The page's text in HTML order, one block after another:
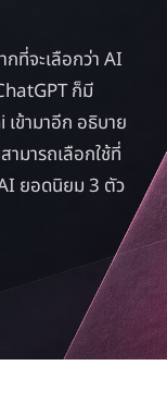
ที่จะเลือกว่า AI
ก็มี
ข้ามาอีก อธิบาย
มารถเลือกใช้ที่
ยอดนิยม 3 ตัว